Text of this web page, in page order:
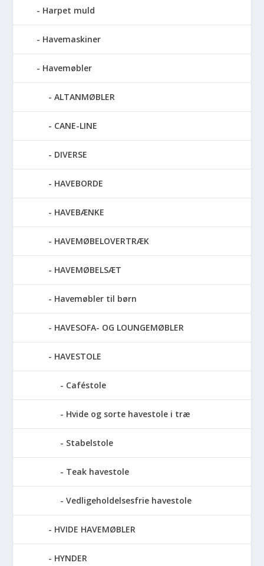
Harpet muld
Havemaskiner
Havemøbler
ALTANMØBLER
CANE-LINE
DIVERSE
HAVEBORDE
HAVEBÆNKE
HAVEMØBELOVERTRÆK
HAVEMØBELSÆT
Havemøbler til børn
HAVESOFA- OG LOUNGEMØBLER
HAVESTOLE
Caféstole
Hvide og sorte havestole i træ
Stabelstole
Teak havestole
Vedligeholdelsesfrie havestole
HVIDE HAVEMØBLER
HYNDER